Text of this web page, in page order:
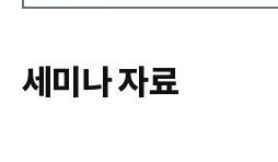
세미나 포토
세미나 자료